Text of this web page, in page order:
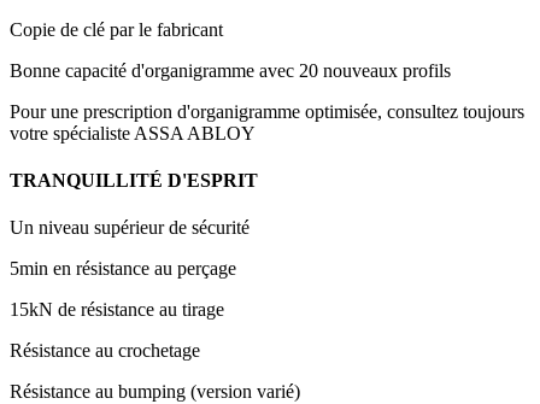
Copie de clé par le fabricant
Bonne capacité d'organigramme avec 20 nouveaux profils
Pour une prescription d'organigramme optimisée, consultez toujours
votre spécialiste ASSA ABLOY
TRANQUILLITÉ D'ESPRIT
Un niveau supérieur de sécurité
5min en résistance au perçage
15kN de résistance au tirage
Résistance au crochetage
Résistance au bumping (version varié)